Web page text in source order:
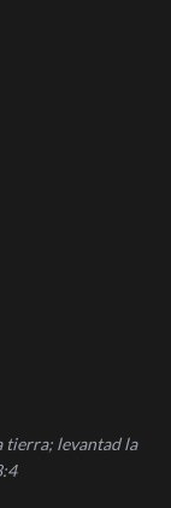
tierra; levantad la